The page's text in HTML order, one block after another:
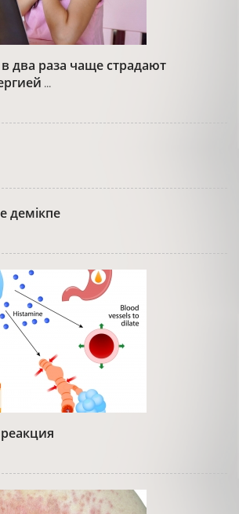
два раза чаще страдают
...
демікпе